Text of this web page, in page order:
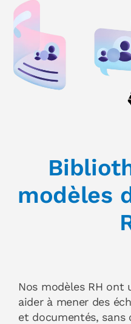
modèles
Nos modèles RH ont
aider à mener des
et documentés,